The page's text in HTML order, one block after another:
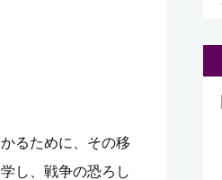
るために、その移
し、戦争の恐ろし